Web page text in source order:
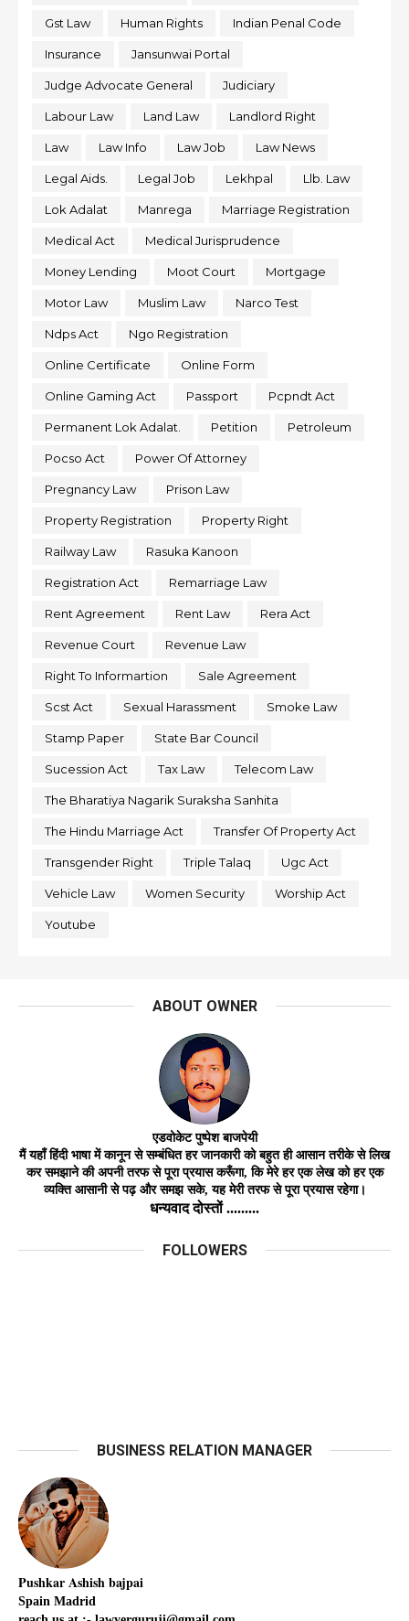
Gst Law Human Rights Indian Penal Code
Insurance Jansunwai Portal
Judge Advocate General Judiciary
Labour Law Land Law Landlord Right
Law Law Info Law Job Law News
Legal Aids. Legal Job Lekhpal Llb. Law
Lok Adalat Manrega Marriage Registration
Medical Act Medical Jurisprudence
Money Lending Moot Court Mortgage
Motor Law Muslim Law Narco Test
Ndps Act Ngo Registration
Online Certificate Online Form
Online Gaming Act Passport Pcpndt Act
Permanent Lok Adalat. Petition Petroleum
Pocso Act Power Of Attorney
Pregnancy Law Prison Law
Property Registration Property Right
Railway Law Rasuka Kanoon
Registration Act Remarriage Law
Rent Agreement Rent Law Rera Act
Revenue Court Revenue Law
Right To Informartion Sale Agreement
Scst Act Sexual Harassment Smoke Law
Stamp Paper State Bar Council
Sucession Act Tax Law Telecom Law
The Bharatiya Nagarik Suraksha Sanhita
The Hindu Marriage Act Transfer Of Property Act
Transgender Right Triple Talaq Ugc Act
Vehicle Law Women Security Worship Act
Youtube
ABOUT OWNER
एडवोकेट पुष्पेश बाजपेयी
मैं यहाँ हिंदी भाषा में कानून से सम्बंधित हर जानकारी को बहुत ही आसान तरीके से लिख
कर समझाने की अपनी तरफ से पूरा प्रयास करूँगा, कि मेरे हर एक लेख को हरएक
व्यक्ति आसानी सेपढ़ और समझसके,यह मेरी तरफ से पूरा प्रयास रहेगा।
धन्यवाद दोस्तों .........
FOLLOWERS
BUSINESS RELATION MANAGER
PushkarAshishbajpai
Spain Madrid